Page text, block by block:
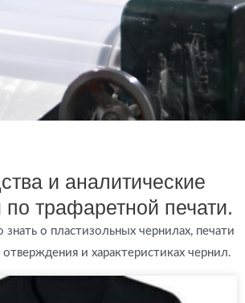
Анна
HONG RUI SHEN. Их
эксплуатационными
по разумной цене,
цены и качества.
и аналитические
трафаретной печати.
о пластизольных чернилах, печати
и характеристиках чернил.